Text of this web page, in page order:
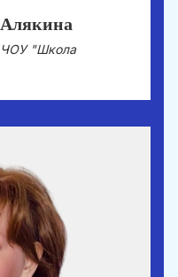
ЧОУ "Школа